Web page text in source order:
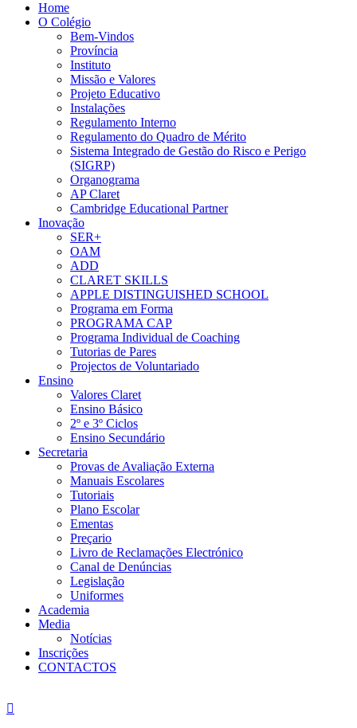
Home
O Colégio
Bem-Vindos
Província
Instituto
Missão e Valores
Projeto Educativo
Instalações
Regulamento Interno
Regulamento do Quadro de Mérito
Sistema Integrado de Gestão do Risco e Perigo
(SIGRP)
Organograma
AP Claret
Cambridge Educational Partner
Inovação
SER+
OAM
ADD
CLARET SKILLS
APPLE DISTINGUISHED SCHOOL
Programa em Forma
PROGRAMA CAP
Programa Individual de Coaching
Tutorias de Pares
Projectos de Voluntariado
Ensino
Valores Claret
Ensino Básico
2º e 3º Ciclos
Ensino Secundário
Secretaria
Provas de Avaliação Externa
Manuais Escolares
Tutoriais
Plano Escolar
Ementas
Preçario
Livro de Reclamações Electrónico
Canal de Denúncias
Legislação
Uniformes
Academia
Media
Notícias
Inscrições
CONTACTOS